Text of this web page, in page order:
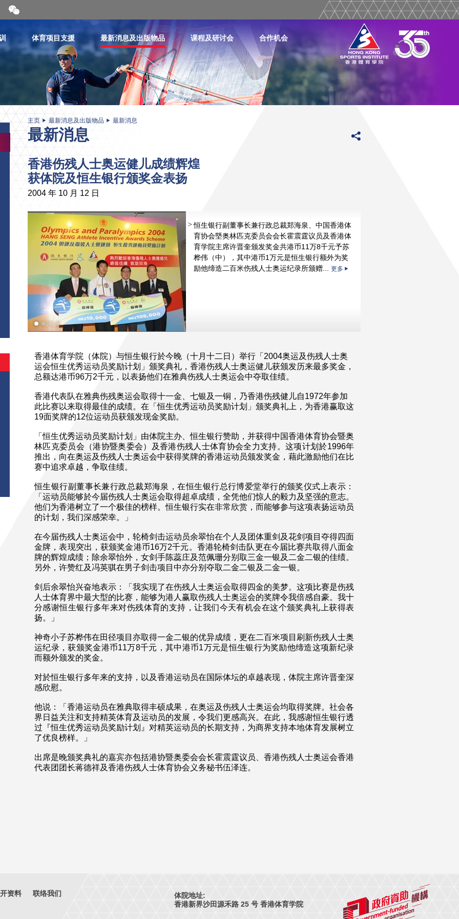
开
合
维
体育项目支援 最新消息及出版物品 课程及研讨会 合作机会
主页 最新消息及出版物品 最新消息
最新消息
香港伤残人士奥运健儿成绩辉煌
获体院及恒生银行颁奖金表扬
2004 年 10 月 12 日
恒生银行副董事长兼行政总裁郑海泉、中国香港体
育协会塈奥林匹克委员会会长霍震霆议员及香港体
育学院主席许晋奎颁发奖金共港币11万8千元予苏
桦伟（中），其中港币1万元是恒生银行额外为奖
励他缔造二百米伤残人士奥运纪录所颁赠... 更多
香港体育学院（体院）与恒生银行於今晚（十月十二日）举行「2004奥运及伤残人士奥
运会恒生优秀运动员奖励计划」颁奖典礼，香港伤残人士奥运健儿获颁发历来最多奖金，
总额达港币96万2千元，以表扬他们在雅典伤残人士奥运会中夺取佳绩。
香港代表队在雅典伤残奥运会取得十一金、七银及一铜，乃香港伤残健儿自1972年参加
此比赛以来取得最佳的成绩。在「恒生优秀运动员奖励计划」颁奖典礼上，为香港赢取这
19面奖牌的12位运动员获颁发现金奖励。
「恒生优秀运动员奖励计划」由体院主办、恒生银行赞助，并获得中国香港体育协会暨奥
林匹克委员会（港协暨奥委会）及香港伤残人士体育协会全力支持。这项计划於1996年
推出，向在奥运及伤残人士奥运会中获得奖牌的香港运动员颁发奖金，藉此激励他们在比
赛中追求卓越，争取佳绩。
恒生银行副董事长兼行政总裁郑海泉，在恒生银行总行博爱堂举行的颁奖仪式上表示：
「运动员能够於今届伤残人士奥运会取得超卓成绩，全凭他们惊人的毅力及坚强的意志。
他们为香港树立了一个极佳的榜样。恒生银行实在非常欣赏，而能够参与这项表扬运动员
的计划，我们深感荣幸。」
在今届伤残人士奥运会中，轮椅剑击运动员余翠怡在个人及团体重剑及花剑项目夺得四面
金牌，表现突出，获颁奖金港币16万2千元。香港轮椅剑击队更在今届比赛共取得八面金
牌的辉煌成绩；除余翠怡外，女剑手陈蕊庄及范佩珊分别取三金一银及二金二银的佳绩。
另外，许赞红及冯英骐在男子剑击项目中亦分别夺取二金二银及二金一银。
剑后余翠怡兴奋地表示：「我实现了在伤残人士奥运会取得四金的美梦。这项比赛是伤残
人士体育界中最大型的比赛，能够为港人赢取伤残人士奥运会的奖牌令我倍感自豪。我十
分感谢恒生银行多年来对伤残体育的支持，让我们今天有机会在这个颁奖典礼上获得表
扬。」
神奇小子苏桦伟在田径项目亦取得一金二银的优异成绩，更在二百米项目刷新伤残人士奥
运纪录，获颁奖金港币11万8千元，其中港币1万元是恒生银行为奖励他缔造这项新纪录
而额外颁发的奖金。
对於恒生银行多年来的支持，以及香港运动员在国际体坛的卓越表现，体院主席许晋奎深
感欣慰。
他说：「香港运动员在雅典取得丰硕成果，在奥运及伤残人士奥运会均取得奖牌。社会各
界日益关注和支持精英体育及运动员的发展，令我们更感高兴。在此，我感谢恒生银行透
过『恒生优秀运动员奖励计划』对精英运动员的长期支持，为商界支持本地体育发展树立
了优良榜样。」
出席是晚颁奖典礼的嘉宾亦包括港协暨奥委会会长霍震霆议员、香港伤残人士奥运会香港
代表团团长蒋德祥及香港伤残人士体育协会义务秘书伍泽连。
体院地址:
香港新界沙田源禾路 25 号 香港体育学院
资料 联络我们